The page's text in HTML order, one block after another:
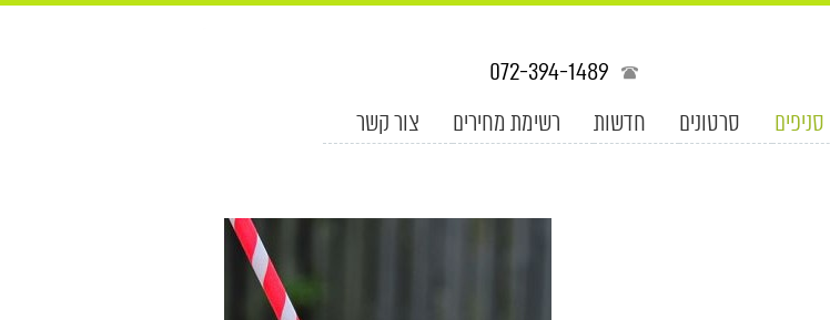
072-394-1489
סניפים סרטונים חדשות רשימת מחירים צור קשר